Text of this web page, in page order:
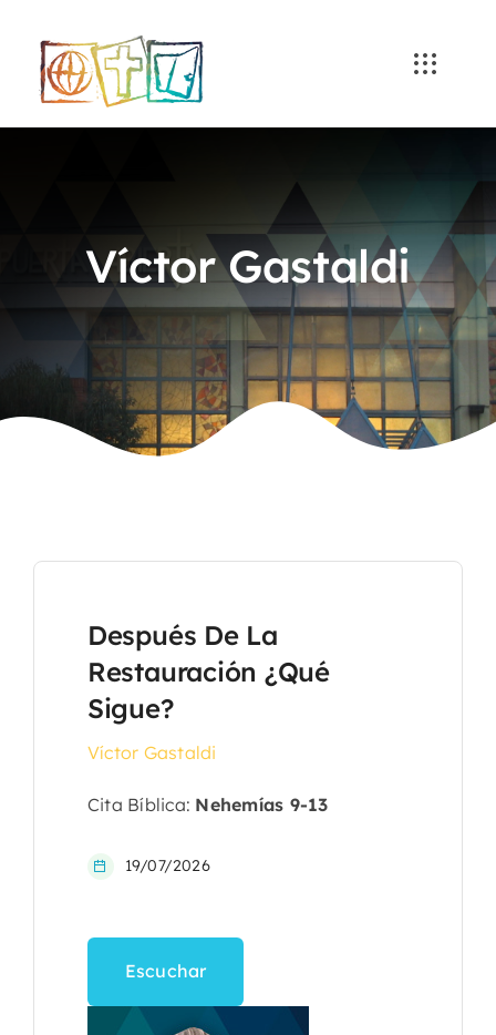
content
Víctor Gastaldi
Después De La
Restauración ¿Qué
Sigue?
Víctor Gastaldi
Cita Bíblica: Nehemías 9-13
19/07/2026
Escuchar